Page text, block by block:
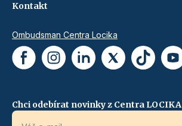
Kontakt
Ombudsman Centra Locika
Chci odebírat novinky z Centra LOCIKA